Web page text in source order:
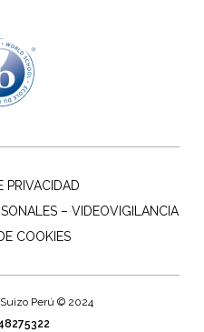
PRIVACIDAD
– VIDEOVIGILANCIA
COOKIES
Perú © 2024